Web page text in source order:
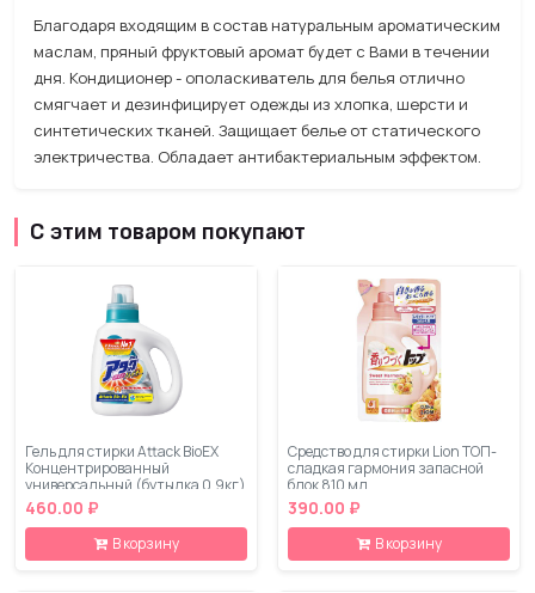
Благодаря входящим в состав натуральным ароматическим
маслам, пряный фруктовый аромат будет с Вами в течении
дня. Кондиционер - ополаскиватель для белья отлично
смягчает и дезинфицирует одежды из хлопка, шерсти и
синтетических тканей. Защищает белье от статического
электричества. Обладает антибактериальным эффектом.
С этим товаром покупают
Гель для стирки Attack BioEX
Концентрированный
универсальный (бутылка 0.9кг)
460.00 ₽
В корзину
Средство для стирки Lion ТОП-
сладкая гармония запасной
блок 810 мл
390.00 ₽
В корзину